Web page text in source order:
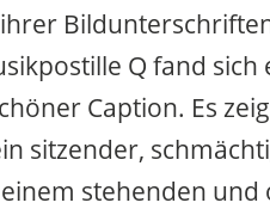
Q fand sich
Caption. Es
sitzender,
stehenden